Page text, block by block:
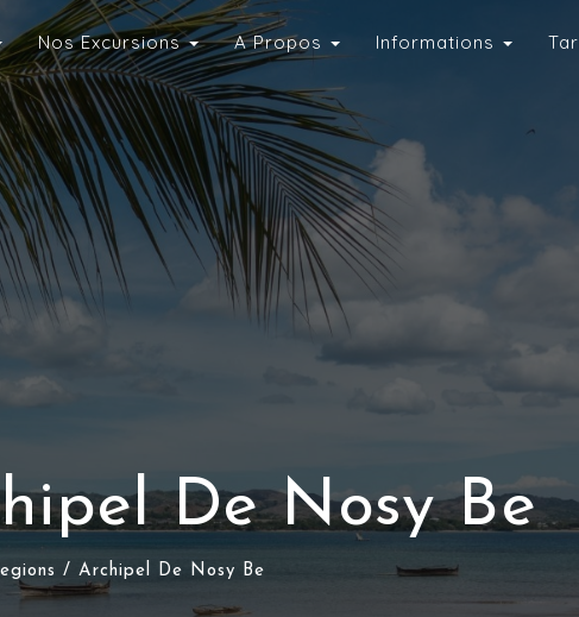
Nos Excursions A Propos Informations
De Nosy Be
/ Archipel De Nosy Be